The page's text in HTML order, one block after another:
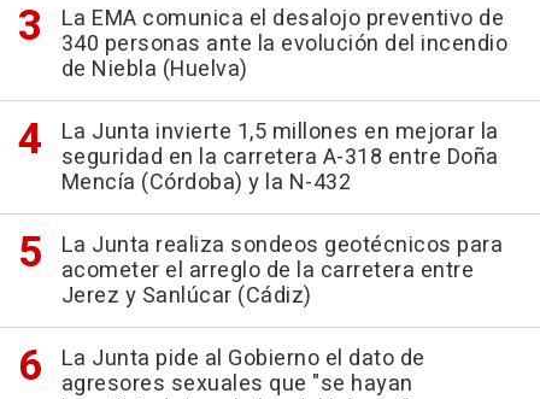
La EMA comunica el desalojo preventivo de
340 personas ante la evolución del incendio
de Niebla (Huelva)
La Junta invierte 1,5 millones en mejorar la
seguridad en la carretera A-318 entre Doña
Mencía (Córdoba) y la N-432
La Junta realiza sondeos geotécnicos para
acometer el arreglo de la carretera entre
Jerez y Sanlúcar (Cádiz)
La Junta pide al Gobierno el dato de
agresores sexuales que "se hayan